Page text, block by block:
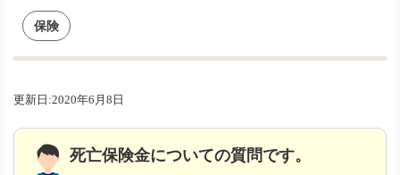
保険
更新日:2020年6月8日
死亡保険金についての質問です。